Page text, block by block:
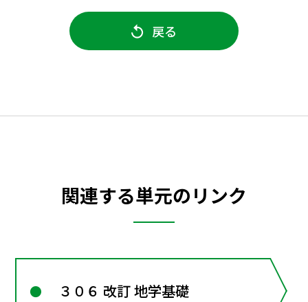
戻る
関連する単元のリンク
３０６ 改訂 地学基礎